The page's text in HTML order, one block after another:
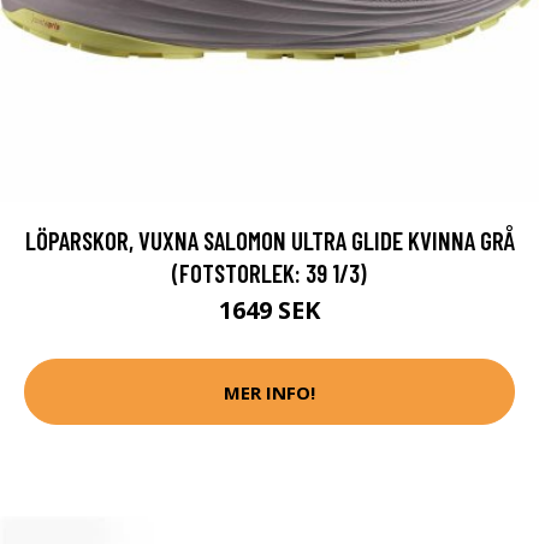
LÖPARSKOR, VUXNA SALOMON ULTRA GLIDE KVINNA GRÅ
(FOTSTORLEK: 39 1/3)
1649 SEK
MER INFO!